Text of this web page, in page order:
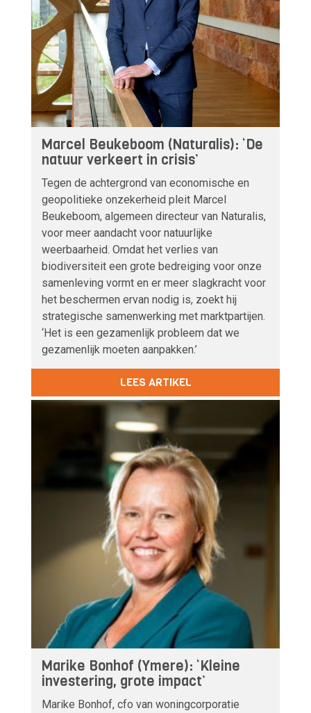
Marcel Beukeboom (Naturalis): ‘De
natuur verkeert in crisis’
Tegen de achtergrond van economische en
geopolitieke onzekerheid pleit Marcel
Beukeboom, algemeen directeur van Naturalis,
voor meer aandacht voor natuurlijke
weerbaarheid. Omdat het verlies van
biodiversiteit een grote bedreiging voor onze
samenleving vormt en er meer slagkracht voor
het beschermen ervan nodig is, zoekt hij
strategische samenwerking met marktpartijen.
‘Het is een gezamenlijk probleem dat we
gezamenlijk moeten aanpakken.’
LEES ARTIKEL
Marike Bonhof (Ymere): ‘Kleine
investering, grote impact’
Marike Bonhof, cfo van woningcorporatie